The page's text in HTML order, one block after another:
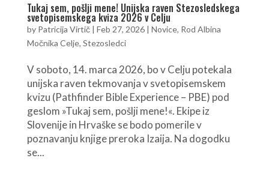
Tukaj sem, pošlji mene! Unijska raven Stezosledskega
svetopisemskega kviza 2026 v Celju
by Patricija Virtič| Feb 27, 2026| Novice, Rod Albina
Močnika Celje, Stezosledci
V soboto, 14. marca 2026, bo v Celju potekala
unijska raven tekmovanja v svetopisemskem
kvizu (Pathfinder Bible Experience – PBE) pod
geslom »Tukaj sem, pošlji mene!«. Ekipe iz
Slovenije in Hrvaške se bodo pomerile v
poznavanju knjige preroka Izaija. Na dogodku
se...